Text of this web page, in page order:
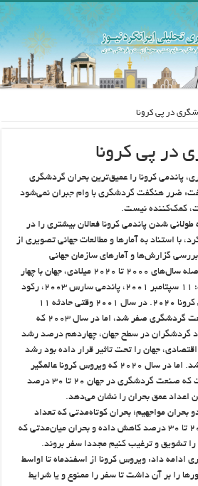
در پی کرونا
در پی کرونا
پاندمی کرونا را عمیق‌ترین بحران گردشگری
ضرر هنگفت گردشگری با وام جبران نمی‌شود
کمک‌کننده نیست.
طولانی شدن پاندمی کرونا فعالان بیشتری را در
استناد به آمارها و مطالعات جهانی تصویری از
گزارش‌ها و آمارهای سازمان جهانی
جهانگردی نشان می‌دهد در فاصله سال‌های ۲۰۰۰ تا ۲۰۲۰ میلادی، جهان با چهار
بحران بزرگ مواجه شده است؛ ۱۱ سپتامبر ۲۰۰۱، پاندمی سارس ۲۰۰۳، رکود
اقتصاد جهانی ۲۰۰۹ و پاندمی کرونا ۲۰۲۰. در سال ۲۰۰۱ وقتی حادثه ۱۱
سپتامبر اتفاق افتاد رشد صنعت گردشگری صفر شد، اما در سال ۲۰۰۳ که
گردشگران در سطح جهان، چهاردهم درصد رشد
جهان را تحت تاثیر قرار داده بود رشد
گردشگری منهای چهار درصد شد. اما در سال ۲۰۲۰ که ویروس کرونا عالمگیر
شده، پیش‌بینی‌ها بر این است که صنعت گردشگری در جهان ۲۰ تا ۳۰ درصد
اعداد عمق بحران را نشان می‌دهد.
بحران مواجهیم؛ بحران کوتاه‌مدتی که تعداد
گردشگران بین‌المللی را بین ۲۰ تا ۳۰ درصد کاهش داده و بحران میان‌مدتی که
را تشویق و ترغیب کنیم مجددا سفر بروند.
ادامه داد: ویروس کرونا از اسفندماه تا اواسط
۹۰ درصد کشورها را بر آن داشت تا سفر را ممنوع و یا شرایط